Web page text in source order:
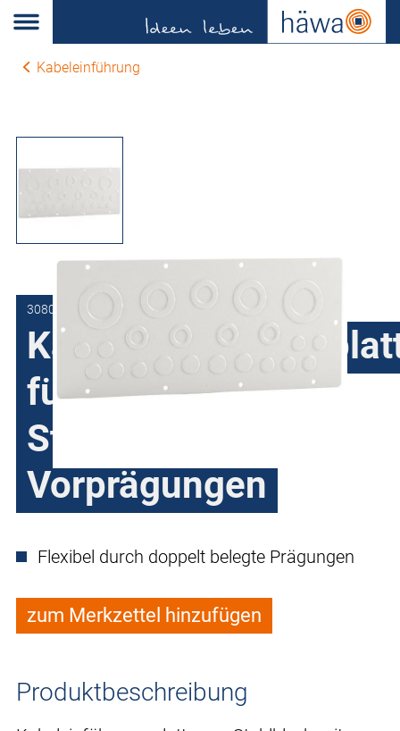
Kabeleinführung
3080-7035-12-57
für Serie33
Stahlblech mit
Vorprägungen
Flexibel durch doppelt belegte Prägungen
zum Merkzettel hinzufügen
Produktbeschreibung